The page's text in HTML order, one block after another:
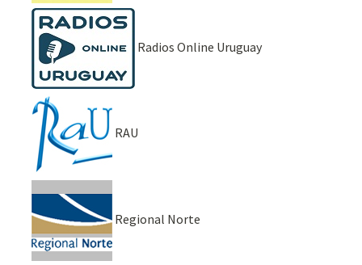
Radios Online Uruguay
RAU
Regional Norte